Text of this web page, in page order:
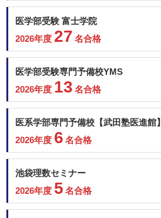
医学部受験 富士学院
2026年度 27 名合格
医学部受験専門予備校YMS
2026年度 13 名合格
医系学部専門予備校【武田塾医進館】
2026年度 6 名合格
池袋理数セミナー
2026年度 5 名合格